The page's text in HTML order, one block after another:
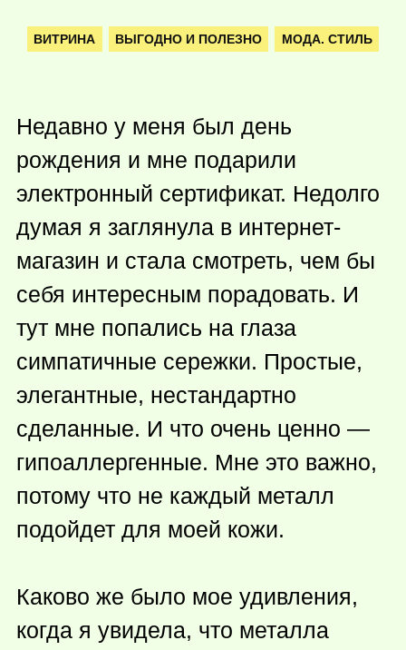
ВИТРИНА ВЫГОДНО И ПОЛЕЗНО МОДА. СТИЛЬ
Недавно у меня был день
рождения и мне подарили
электронный сертификат. Недолго
думая я заглянула в интернет-
магазин и стала смотреть, чем бы
себя интересным порадовать. И
тут мне попались на глаза
симпатичные сережки. Простые,
элегантные, нестандартно
сделанные. И что очень ценно —
гипоаллергенные. Мне это важно,
потому что не каждый металл
подойдет для моей кожи.
Каково же было мое удивления,
когда я увидела, что металла